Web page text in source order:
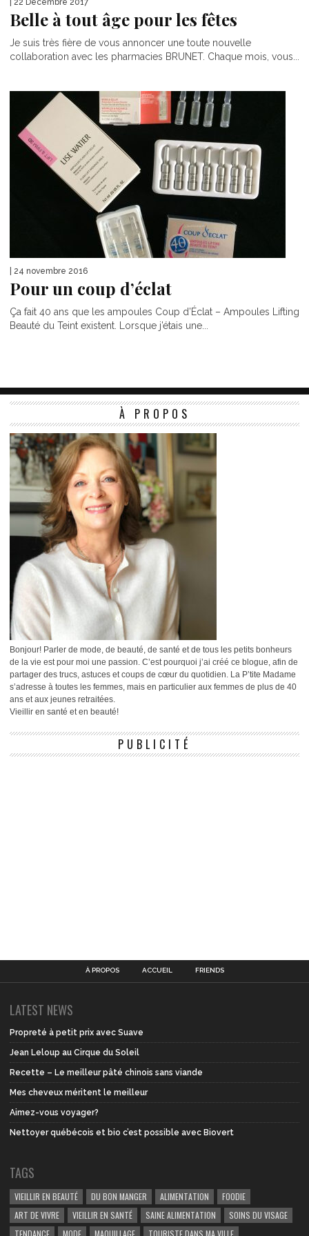
| 22 Décembre 2017
Belle à tout âge pour les fêtes
Je suis très fière de vous annoncer une toute nouvelle
collaboration avec les pharmacies BRUNET. Chaque mois, vous...
| 24 novembre 2016
Pour un coup d’éclat
Ça fait 40 ans que les ampoules Coup d’Éclat – Ampoules Lifting
Beauté du Teint existent. Lorsque j’étais une...
À PROPOS
Bonjour! Parler de mode, de beauté, de santé et de tous les petits bonheurs
de la vie est pour moi une passion. C’est pourquoi j’ai créé ce blogue, afin de
partager des trucs, astuces et coups de cœur du quotidien. La P’tite Madame
s’adresse à toutes les femmes, mais en particulier aux femmes de plus de 40
ans et aux jeunes retraitées.
Vieillir en santé et en beauté!
PUBLICITÉ
À PROPOS ACCUEIL FRIENDS
LATEST NEWS
Propreté à petit prix avec Suave
Jean Leloup au Cirque du Soleil
Recette – Le meilleur pâté chinois sans viande
Mes cheveux méritent le meilleur
Aimez-vous voyager?
Nettoyer québécois et bio c’est possible avec Biovert
TAGS
VIEILLIR EN BEAUTÉ DU BON MANGER ALIMENTATION
FOODIE
ART DE VIVRE
VIEILLIR EN SANTÉ SAINE ALIMENTATION
SOINS DU VISAGE